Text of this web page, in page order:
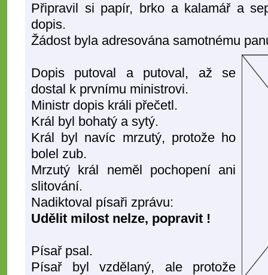
Připravil si papír, brko a kalamář a
dopis.
Žádost byla adresována samotnému
Dopis putoval a putoval, až se
dostal k prvnímu ministrovi.
Ministr dopis králi přečetl.
Král byl bohatý a sytý.
Král byl navíc mrzutý, protože ho
bolel zub.
Mrzutý král neměl pochopení ani
slitování.
Nadiktoval písaři zprávu:
Udělit milost nelze, popravit !
Písař psal.
Písař byl vzdělaný, ale protože